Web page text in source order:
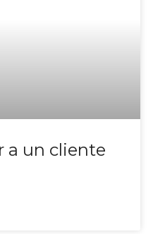
a un cliente